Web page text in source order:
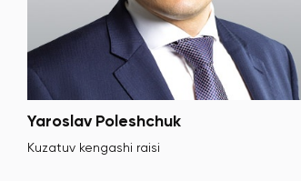
Yaroslav Poleshchuk
Kuzatuv kengashi raisi